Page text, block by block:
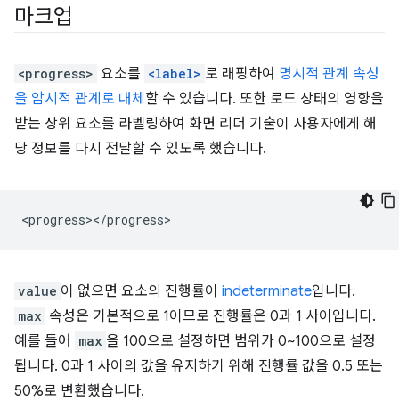
마크업
<progress> 요소를 <label> 로 래핑하여 명시적 관계 속성
을 암시적 관계로 대체 할 수 있습니다. 또한 로드 상태의 영향을
받는 상위 요소를 라벨링하여 화면 리더 기술이 사용자에게 해
당 정보를 다시 전달할 수 있도록 했습니다.
value 이 없으면 요소의 진행률이 indeterminate입니다.
max 속성은 기본적으로 1이므로 진행률은 0과 1 사이입니다.
예를 들어
max 을 100으로 설정하면 범위가 0~100으로 설정
됩니다. 0과 1 사이의 값을 유지하기 위해 진행률 값을 0.5 또는
50%로 변환했습니다.